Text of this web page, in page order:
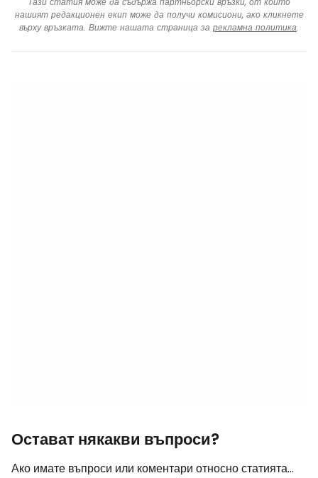
нашият редакционен екип може да получи комисиони, ако кликнете
върху връзката. Вижте нашата страница за рекламна политика.
Остават някакви въпроси?
Ако имате въпроси или коментари относно статията...